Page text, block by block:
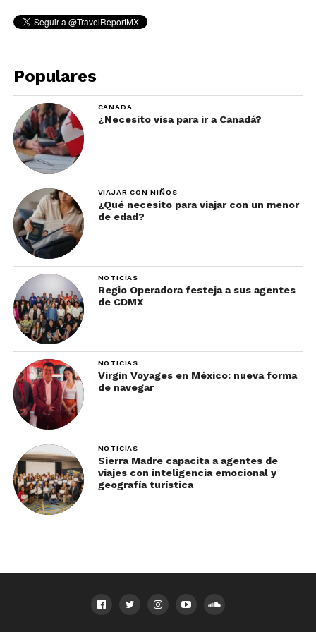
Populares
CANADÁ
¿Necesito visa para ir a Canadá?
VIAJAR CON NIÑOS
¿Qué necesito para viajar con un menor
de edad?
NOTICIAS
Regio Operadora festeja a sus agentes
de CDMX
NOTICIAS
Virgin Voyages en México: nueva forma
de navegar
NOTICIAS
Sierra Madre capacita a agentes de
viajes con inteligencia emocional y
geografía turística